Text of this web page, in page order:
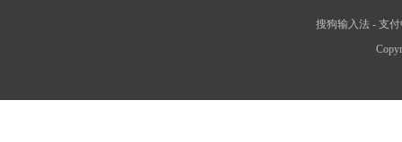
搜狗输入法- 支